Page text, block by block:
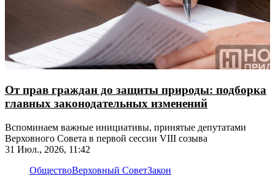
От прав граждан до защиты природы: подборка
главных законодательных изменений
Вспоминаем важные инициативы, принятые депутатами
Верховного Совета в первой сессии VIII созыва
31 Июл., 2026, 11:42
ОбществоВерховный СоветЗакон